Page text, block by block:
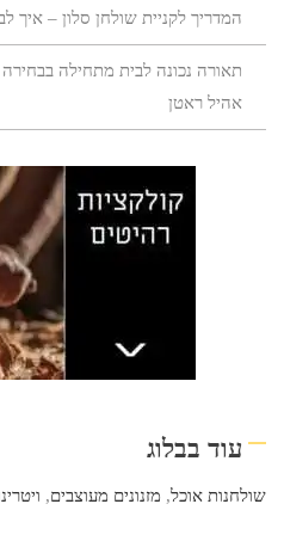
המדריך לקניית שולחן סלון – איך
תאורה נכונה לבית מתחילה
אהיל ראטן
עוד בבלוג
שולחנות אוכל, מזנונים מעוצבים,